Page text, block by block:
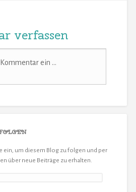
verfassen
ein, um diesem Blog zu folgen und per
über neue Beiträge zu erhalten.